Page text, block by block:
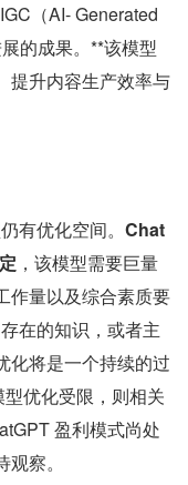
（AI- Generated
的成果。**该模型
提升内容生产效率与
有优化空间。 Chat
，该模型需要巨量
作量以及综合素质要
在的知识，或者主
化将是一个持续的过
优化受限，则相关
盈利模式尚处
察。